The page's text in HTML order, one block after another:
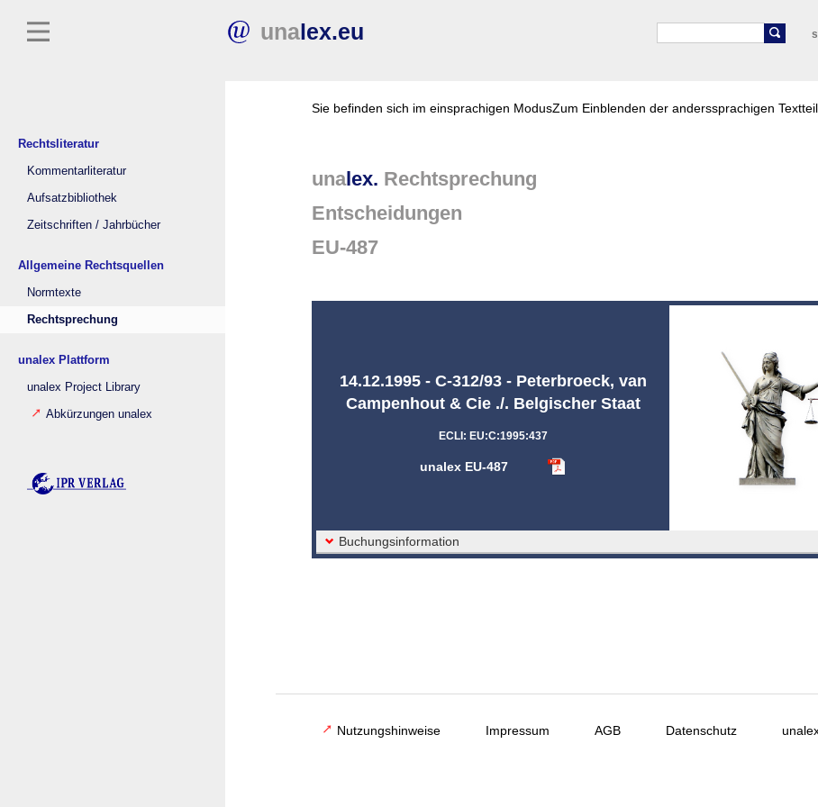
unalex.eu
Rechtsliteratur
Kommentarliteratur
Aufsatzbibliothek
Zeitschriften / Jahrbücher
Allgemeine Rechtsquellen
Normtexte
Rechtsprechung
unalex Plattform
unalex Project Library
Abkürzungen unalex
Sie befinden sich im einsprachigen ModusZum Einblenden der anderssprachigen
unalex. Rechtsprechung
Entscheidungen
EU-487
14.12.1995 - C-312/93 - Peterbroeck, van
Campenhout & Cie ./. Belgischer Staat
ECLI: EU:C:1995:437
unalex EU-487
Buchungsinformation
Nutzungshinweise Impressum AGB Datenschutz